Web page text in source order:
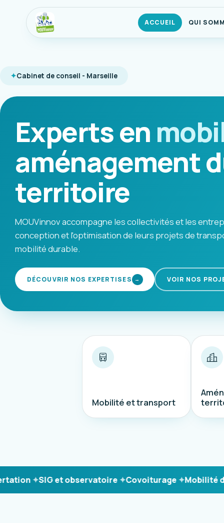
ACCUEIL QUI
Cabinet de conseil - Marseille
Experts en
aménagement
territoire
MOUVinnov accompagne les collectivités et les
conception et l'optimisation de leurs projets de
mobilité durable.
DÉCOUVRIR NOS EXPERTISES → VOIR NOS
Mobilité et transport
SIG et observatoire Covoiturage Mobilité